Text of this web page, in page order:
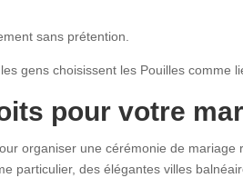
sans prétention.
gens choisissent les Pouilles comme
pour votre
organiser une cérémonie de
particulier, des élégantes villes